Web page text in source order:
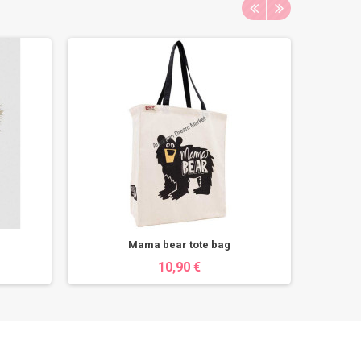
Mama bear tote bag
10,90 €